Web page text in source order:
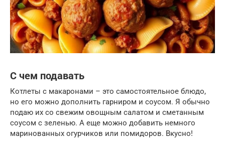
С чем подавать
Котлеты с макаронами – это самостоятельное блюдо,
но его можно дополнить гарниром и соусом. Я обычно
подаю их со свежим овощным салатом и сметанным
соусом с зеленью. А еще можно добавить немного
маринованных огурчиков или помидоров. Вкусно!